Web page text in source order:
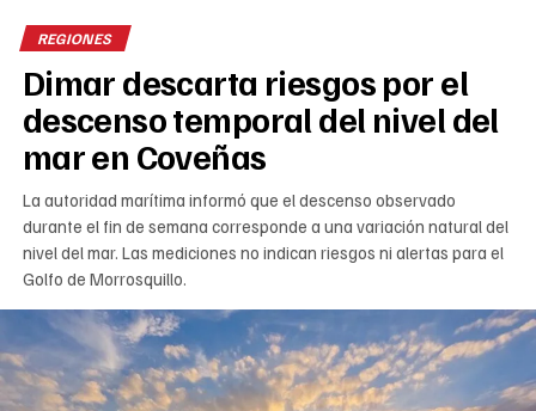
REGIONES
Dimar descarta riesgos por el
descenso temporal del nivel del
mar en Coveñas
La autoridad marítima informó que el descenso observado
durante el fin de semana corresponde a una variación natural del
nivel del mar. Las mediciones no indican riesgos ni alertas para el
Golfo de Morrosquillo.